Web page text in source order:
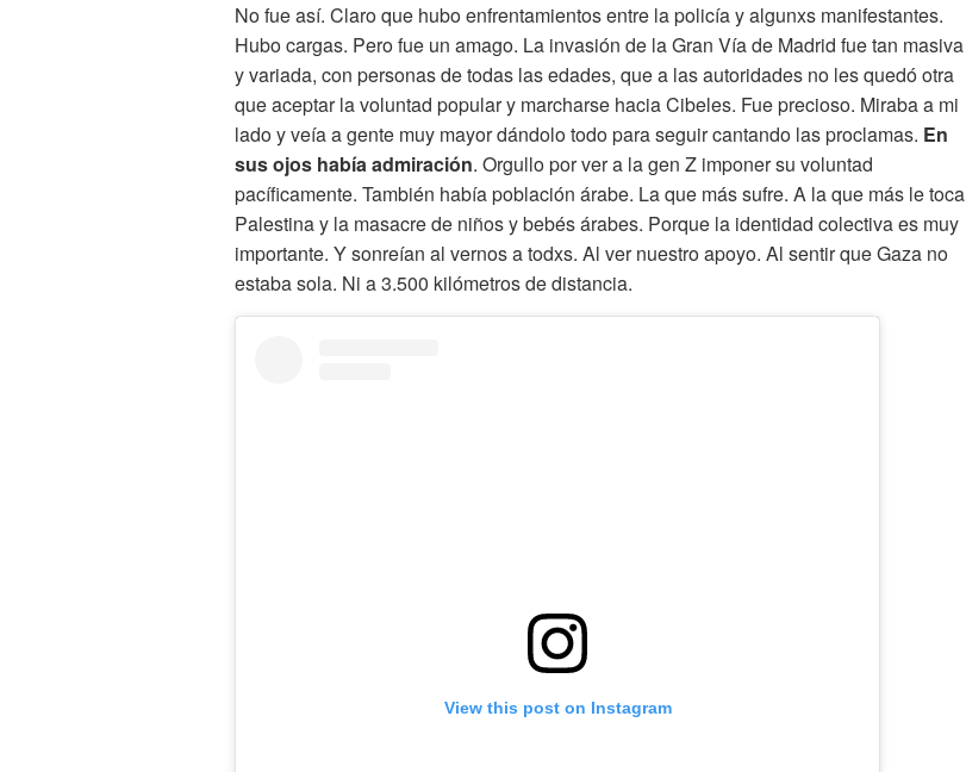
No fue así. Claro que hubo enfrentamientos entre la policía y algunxs manifestantes.
Hubo cargas. Pero fue un amago. La invasión de la Gran Vía de Madrid fue tan masiva
y variada, con personas de todas las edades, que a las autoridades no les quedó otra
que aceptar la voluntad popular y marcharse hacia Cibeles. Fue precioso. Miraba a mi
lado y veía a gente muy mayor dándolo todo para seguir cantando las proclamas. En
sus ojos había admiración. Orgullo por ver a la gen Z imponer su voluntad
pacíficamente. También había población árabe. La que más sufre. A la que más le toca
Palestina y la masacre de niños y bebés árabes. Porque la identidad colectiva es muy
importante. Y sonreían al vernos a todxs. Al ver nuestro apoyo. Al sentir que Gaza no
estaba sola. Ni a 3.500 kilómetros de distancia.
View this post on Instagram